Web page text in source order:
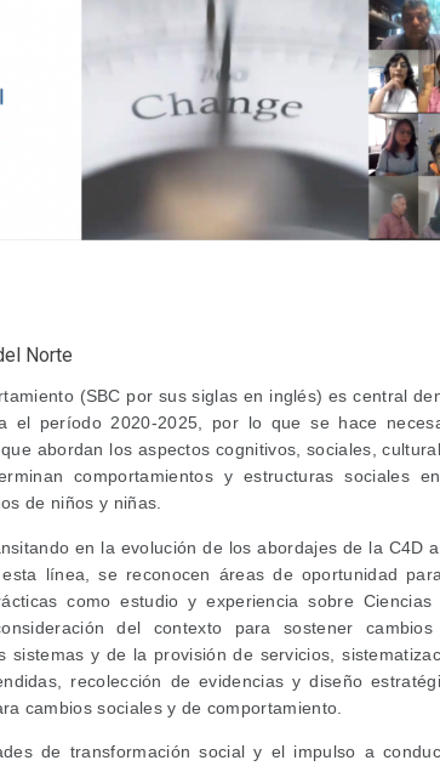
Norte
(SBC por sus siglas en inglés) es central
el período 2020-2025, por lo que se hace
abordan los aspectos cognitivos, sociales,
comportamientos y estructuras sociales
de niños y niñas.
en la evolución de los abordajes de la C4D
línea, se reconocen áreas de oportunidad
como estudio y experiencia sobre Ciencias
del contexto para sostener
sistemas y de la provisión de servicios,
recolección de evidencias y diseño
cambios sociales y de comportamiento.
de transformación social y el impulso a